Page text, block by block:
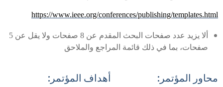
https://www.ieee.org/conferences/publishing/
ألا يزيد عدد صفحات البحث المقدم عن8 صفحات ولا يقل عن5
صفحات، بما في ذلك قائمة المراجع والملاحق
المؤتمر: أهداف المؤتمر: